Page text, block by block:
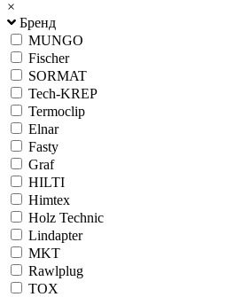
×
Бренд
MUNGO
Fischer
SORMAT
Tech-KREP
Termoclip
Elnar
Fasty
Graf
HILTI
Himtex
Holz Technic
Lindapter
MKT
Rawlplug
TOX